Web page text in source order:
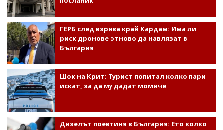
ГЕРБ след взрива край Кардам: Има ли
риск дронове отново да навлязат в
България
Шок на Крит: Турист попитал колко пари
искат, за да му дадат момиче
Дизелът поевтиня в България: Ето колко